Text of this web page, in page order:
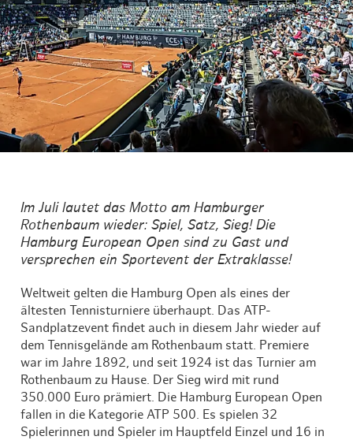
Im Juli lautet das Motto am Hamburger
Rothenbaum wieder: Spiel, Satz, Sieg! Die
Hamburg European Open sind zu Gast und
versprechen ein Sportevent der Extraklasse!
Weltweit gelten die Hamburg Open als eines der
ältesten Tennisturniere überhaupt. Das ATP-
Sandplatzevent findet auch in diesem Jahr wieder auf
dem Tennisgelände am Rothenbaum statt. Premiere
war im Jahre 1892, und seit 1924 ist das Turnier am
Rothenbaum zu Hause. Der Sieg wird mit rund
350.000 Euro prämiert. Die Hamburg European Open
fallen in die Kategorie ATP 500. Es spielen 32
Spielerinnen und Spieler im Hauptfeld Einzel und 16 in